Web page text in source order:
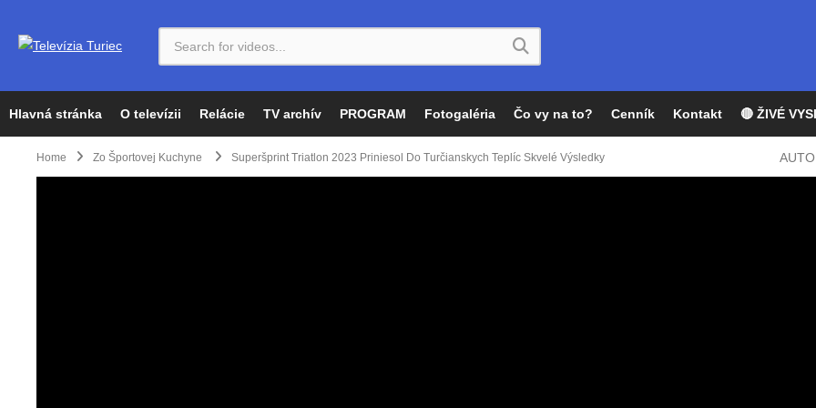
Hlavná stránka O televízii Relácie TV archív PROGRAM Fotogaléria Čo vy na to? Cenník Kontakt 🔴 ŽIVÉ
Home Zo Športovej Kuchyne Superšprint Triatlon 2023 Priniesol Do Turčianskych Teplíc Skvelé Výsledky